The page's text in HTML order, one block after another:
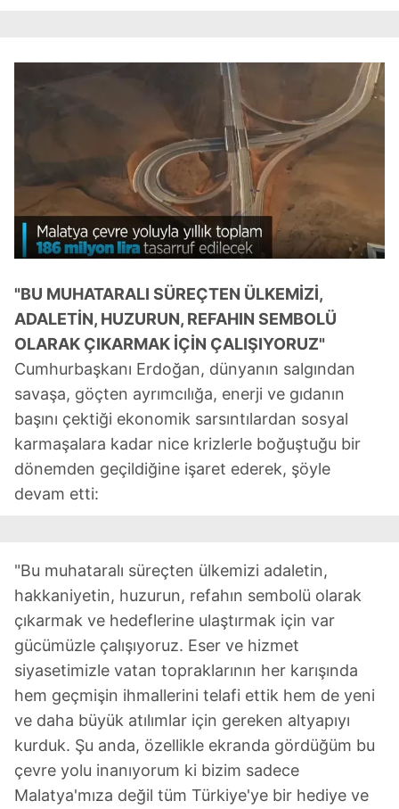
"BU MUHATARALI SÜREÇTEN ÜLKEMİZİ,
ADALETİN, HUZURUN, REFAHIN SEMBOLÜ
OLARAK ÇIKARMAK İÇİN ÇALIŞIYORUZ"
Cumhurbaşkanı Erdoğan, dünyanın salgından
savaşa, göçten ayrımcılığa, enerji ve gıdanın
başını çektiği ekonomik sarsıntılardan sosyal
karmaşalara kadar nice krizlerle boğuştuğu bir
dönemden geçildiğine işaret ederek, şöyle
devam etti:
"Bu muhataralı süreçten ülkemizi adaletin,
hakkaniyetin, huzurun, refahın sembolü olarak
çıkarmak ve hedeflerine ulaştırmak için var
gücümüzle çalışıyoruz. Eser ve hizmet
siyasetimizle vatan topraklarının her karışında
hem geçmişin ihmallerini telafi ettik hem de yeni
ve daha büyük atılımlar için gereken altyapıyı
kurduk. Şu anda, özellikle ekranda gördüğüm bu
çevre yolu inanıyorum ki bizim sadece
Malatya'mıza değil tüm Türkiye'ye bir hediye ve